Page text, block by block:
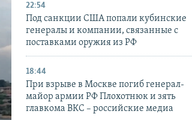
22:54
Под санкции США попали кубинские
генералы и компании, связанные с
поставками оружия из РФ
18:44
При взрыве в Москве погиб генерал-
майор армии РФ Плохотнюк и зять
главкома ВКС – российские медиа